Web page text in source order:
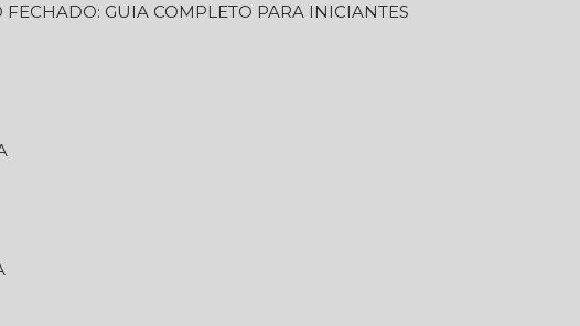
FECHADO: GUIA COMPLETO PARA INICIANTES